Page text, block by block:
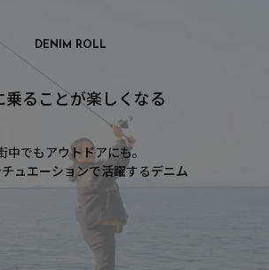
DENIM ROLL
乗ることが楽しくなる
中でもアウトドアにも。
ュエーションで活躍するデニム